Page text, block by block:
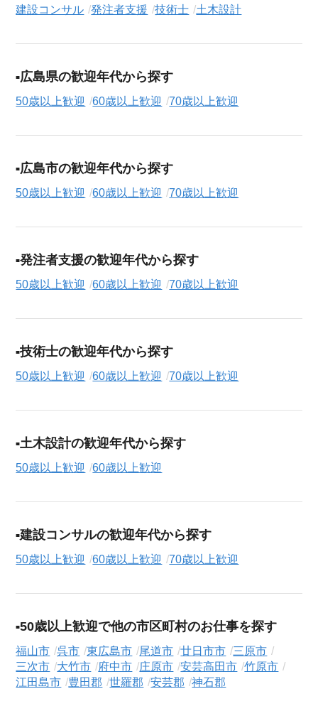
職支援サービス（無料）にお申し込みください。
建設コンサル 発注者支援 技術士 土木設計
広島県の歓迎年代から探す
50歳以上歓迎 60歳以上歓迎 70歳以上歓迎
広島市の歓迎年代から探す
50歳以上歓迎 60歳以上歓迎 70歳以上歓迎
発注者支援の歓迎年代から探す
50歳以上歓迎 60歳以上歓迎 70歳以上歓迎
技術士の歓迎年代から探す
50歳以上歓迎 60歳以上歓迎 70歳以上歓迎
土木設計の歓迎年代から探す
50歳以上歓迎 60歳以上歓迎
建設コンサルの歓迎年代から探す
50歳以上歓迎 60歳以上歓迎 70歳以上歓迎
50歳以上歓迎で他の市区町村のお仕事を探す
福山市 呉市 東広島市 尾道市 廿日市市
三原市
三次市
大竹市 府中市 庄原市 安芸高田市
竹原市
江田島市
豊田郡 世羅郡 安芸郡 神石郡